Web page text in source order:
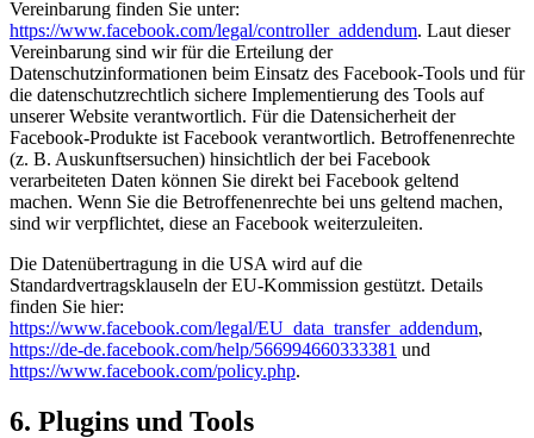
Vereinbarung finden Sie unter:
https://www.facebook.com/legal/controller_addendum. Laut dieser
Vereinbarung sind wir für die Erteilung der
Datenschutzinformationen beim Einsatz des Facebook-Tools und für
die datenschutzrechtlich sichere Implementierung des Tools auf
unserer Website verantwortlich. Für die Datensicherheit der
Facebook-Produkte ist Facebook verantwortlich. Betroffenenrechte
(z. B. Auskunftsersuchen) hinsichtlich der bei Facebook
verarbeiteten Daten können Sie direkt bei Facebook geltend
machen. Wenn Sie die Betroffenenrechte bei uns geltend machen,
sind wir verpflichtet, diese an Facebook weiterzuleiten.
Die Datenübertragung in die USA wird auf die
Standardvertragsklauseln der EU-Kommission gestützt. Details
finden Sie hier:
https://www.facebook.com/legal/EU_data_transfer_addendum,
https://de-de.facebook.com/help/566994660333381 und
https://www.facebook.com/policy.php.
6. Plugins und Tools